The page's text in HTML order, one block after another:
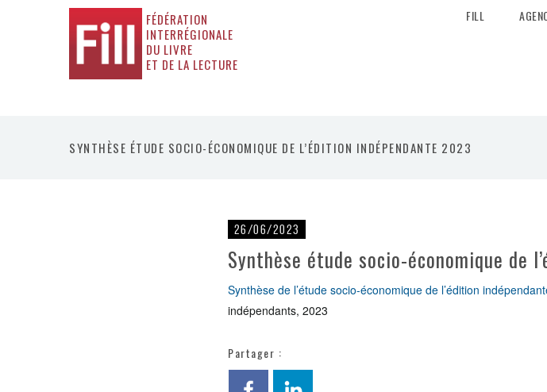
FÉDÉRATION
INTERRÉGIONALE
DU LIVRE
ET DE LA LECTURE
FILL
SYNTHÈSE ÉTUDE SOCIO-ÉCONOMIQUE DE L’ÉDITION INDÉPENDANTE 2023
26/06/2023
Synthèse étude socio-économique de
Synthèse de l’étude socio-économique de l’édition
indépendants, 2023
Partager :